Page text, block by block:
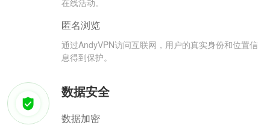
在线活动。
匿名浏览
通过AndyVPN访问互联网，用户的真实身份和位置信
息得到保护。
数据安全
数据加密